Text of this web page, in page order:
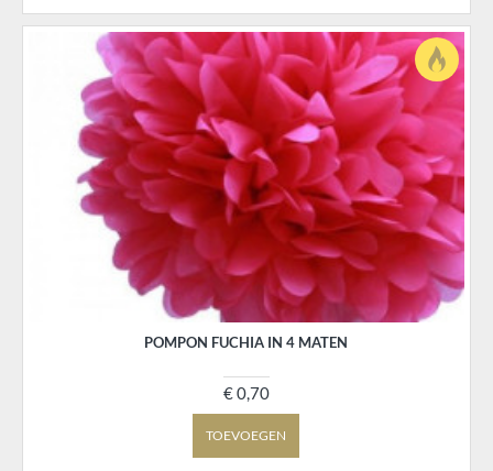
POMPON FUCHIA IN 4 MATEN
€ 0,70
TOEVOEGEN